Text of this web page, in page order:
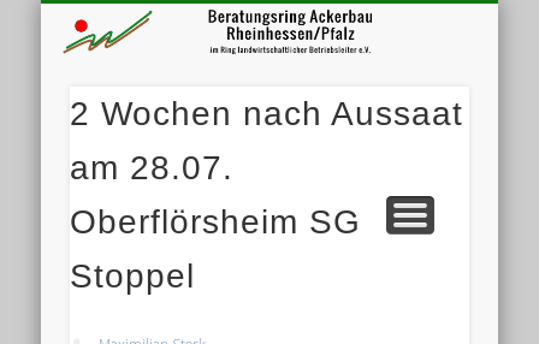
DER BERATUNGSRING
UNSERE LEISTUNGEN
MITGLIED WERDEN
PROJEKTE
VERANSTALTUNGEN MITGLIEDSFIRMEN
2 Wochen nach Aussaat
am 28.07.
Oberflörsheim SG
Stoppel